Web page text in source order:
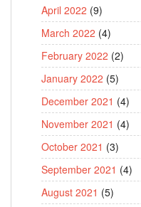
April 2022 (9)
March 2022 (4)
February 2022 (2)
January 2022 (5)
December 2021 (4)
November 2021 (4)
October 2021 (3)
September 2021 (4)
August 2021 (5)